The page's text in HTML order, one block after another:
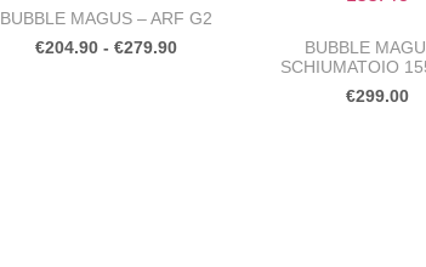
BUBBLE MAGUS – ARF G2
€204.90 - €279.90
BUBBLE
SCHIUMATOIO
€299.00